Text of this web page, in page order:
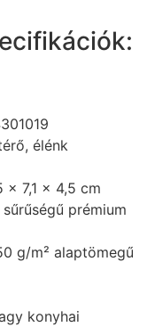
élénk
x 7,1 x 4,5 cm
prémium
g/m² alaptömegű
konyhai